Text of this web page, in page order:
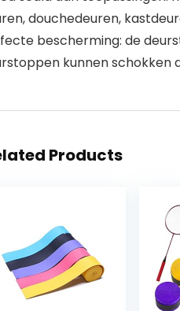
douchedeuren,
bescherming: de
kunnen schokken
Products